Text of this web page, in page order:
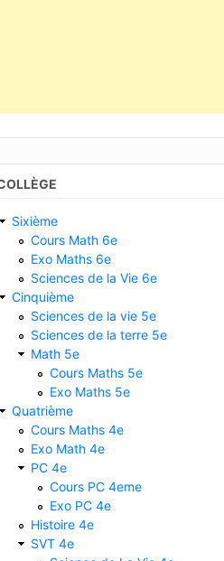
Sixième
Cours Math 6e
Exo Maths 6e
Sciences de la Vie 6e
Cinquième
Sciences de la vie 5e
Sciences de la terre 5e
Math 5e
Cours Maths 5e
Exo Maths 5e
Quatrième
Cours Maths 4e
Exo Math 4e
PC 4e
Cours PC 4eme
Exo PC 4e
Histoire 4e
SVT 4e